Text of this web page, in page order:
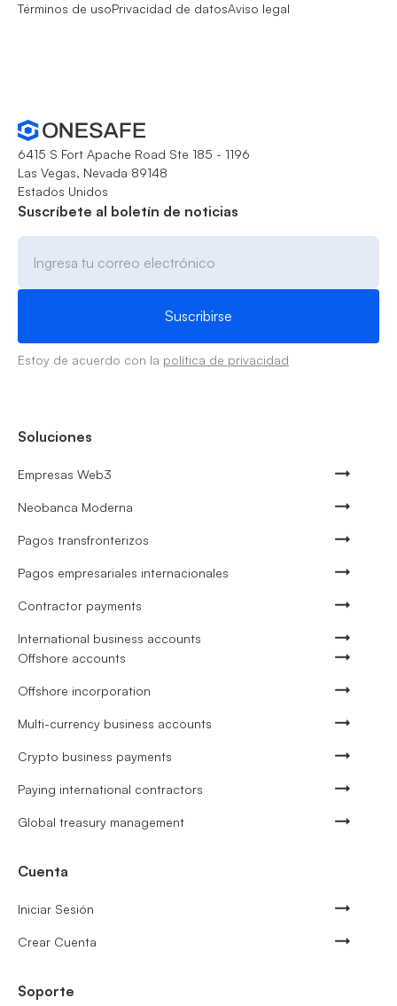
Términos de usoPrivacidad de datosAviso legal
6415 S Fort Apache Road Ste 185 - 1196
Las Vegas, Nevada 89148
Estados Unidos
Suscríbete al boletín de noticias
Estoy de acuerdo con la política de privacidad
Soluciones
Empresas Web3
Neobanca Moderna
Pagos transfronterizos
Pagos empresariales internacionales
Contractor payments
International business accounts
Offshore accounts
Offshore incorporation
Multi-currency business accounts
Crypto business payments
Paying international contractors
Global treasury management
Cuenta
Iniciar Sesión
Crear Cuenta
Soporte